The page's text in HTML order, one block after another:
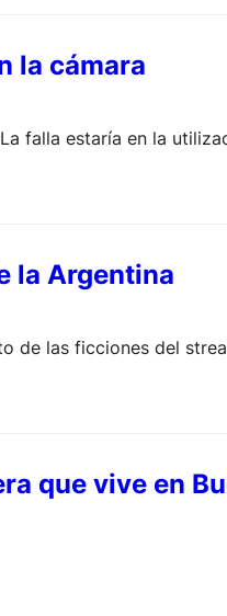
la cámara
falla estaría en la
la Argentina
de las ficciones del
que vive en